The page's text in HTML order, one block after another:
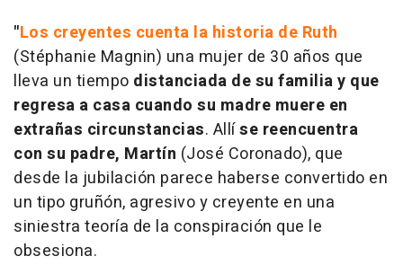
"Los creyentes cuenta la historia de Ruth
(Stéphanie Magnin) una mujer de 30 años que
lleva un tiempo distanciada de su familia y que
regresa a casa cuando su madre muere en
extrañas circunstancias. Allíse reencuentra
con su padre, Martín (José Coronado), que
desde la jubilación parece haberse convertido en
un tipo gruñón, agresivo y creyente en una
siniestra teoría de la conspiración que le
obsesiona.